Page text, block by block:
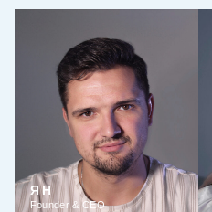
ЯН
Founder & CEO